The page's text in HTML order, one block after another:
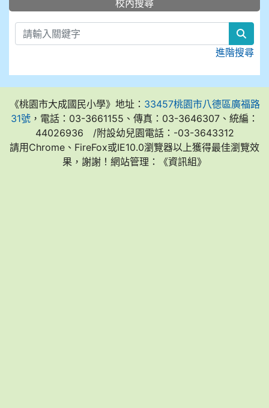
校內搜尋
進階搜尋
《桃園市大成國民小學》地址： 33457桃園市八德區廣福路
31號 ，電話：03-3661155、傳真：03-3646307、統編：
44026936 /附設幼兒園電話：-03-3643312
請用Chrome、FireFox或IE10.0瀏覽器以上獲得最佳瀏覽效
果，謝謝！網站管理：《資訊組》